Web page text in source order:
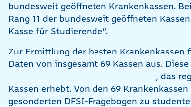
bundesweit geöffneten Krankenkassen.
Rang 11 der bundesweit geöffneten
Kasse für Studierende“.
Zur Ermittlung der besten Krankenkassen
Daten von insgesamt 69 Kassen aus.
, das
Kassen erhebt. Von den 69
gesonderten DFSI-Fragebogen zu